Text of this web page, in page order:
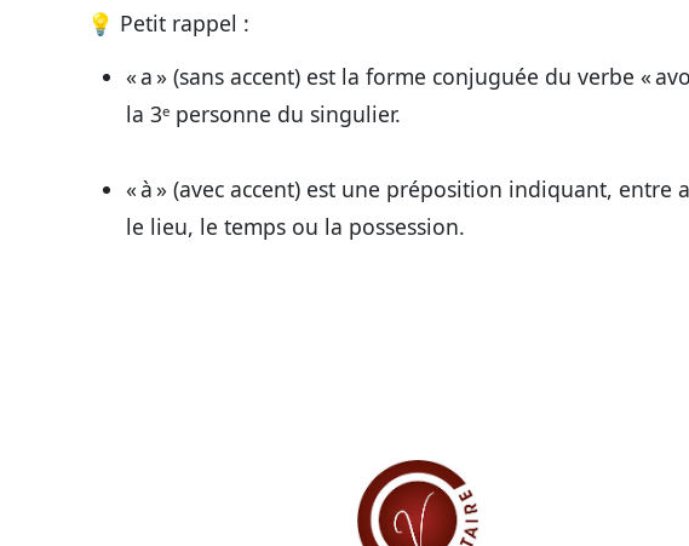
💡 Petit rappel :
« a » (sans accent) est la forme conjuguée du verbe «
la 3ᵉ personne du singulier.
« à » (avec accent) est une préposition indiquant, entre
le lieu, le temps ou la possession.